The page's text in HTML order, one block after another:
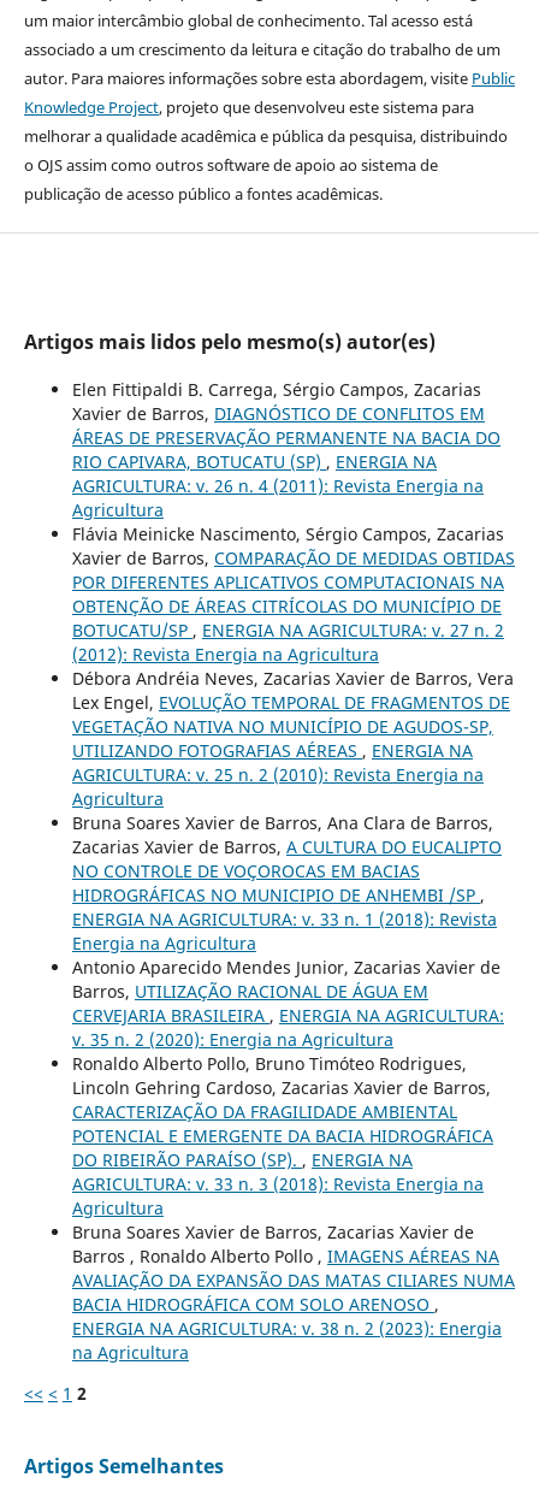
um maior intercâmbio global de conhecimento. Tal acesso está
associado a um crescimento da leitura e citação do trabalho de um
autor. Para maiores informações sobre esta abordagem, visite Public
Knowledge Project, projeto que desenvolveu este sistema para
melhorar a qualidade acadêmica e pública da pesquisa, distribuindo
o OJS assim como outros software de apoio ao sistema de
publicação de acesso público a fontes acadêmicas.
Artigos mais lidos pelo mesmo(s) autor(es)
Elen Fittipaldi B. Carrega, Sérgio Campos, Zacarias
Xavier de Barros, DIAGNÓSTICO DE CONFLITOS EM
ÁREAS DE PRESERVAÇÃO PERMANENTE NA BACIA DO
RIO CAPIVARA, BOTUCATU (SP) , ENERGIA NA
AGRICULTURA: v. 26 n. 4 (2011): Revista Energia na
Agricultura
Flávia Meinicke Nascimento, Sérgio Campos, Zacarias
Xavier de Barros, COMPARAÇÃO DE MEDIDAS OBTIDAS
POR DIFERENTES APLICATIVOS COMPUTACIONAIS NA
OBTENÇÃO DE ÁREAS CITRÍCOLAS DO MUNICÍPIO DE
BOTUCATU/SP , ENERGIA NA AGRICULTURA: v. 27 n. 2
(2012): Revista Energia na Agricultura
Débora Andréia Neves, Zacarias Xavier de Barros, Vera
Lex Engel, EVOLUÇÃO TEMPORAL DE FRAGMENTOS DE
VEGETAÇÃO NATIVA NO MUNICÍPIO DE AGUDOS-SP,
UTILIZANDO FOTOGRAFIAS AÉREAS , ENERGIA NA
AGRICULTURA: v. 25 n. 2 (2010): Revista Energia na
Agricultura
Bruna Soares Xavier de Barros, Ana Clara de Barros,
Zacarias Xavier de Barros, A CULTURA DO EUCALIPTO
NO CONTROLE DE VOÇOROCAS EM BACIAS
HIDROGRÁFICAS NO MUNICIPIO DE ANHEMBI /SP ,
ENERGIA NA AGRICULTURA: v. 33 n. 1 (2018): Revista
Energia na Agricultura
Antonio Aparecido Mendes Junior, Zacarias Xavier de
Barros, UTILIZAÇÃO RACIONAL DE ÁGUA EM
CERVEJARIA BRASILEIRA , ENERGIA NA AGRICULTURA:
v. 35 n. 2 (2020): Energia na Agricultura
Ronaldo Alberto Pollo, Bruno Timóteo Rodrigues,
Lincoln Gehring Cardoso, Zacarias Xavier de Barros,
CARACTERIZAÇÃO DA FRAGILIDADE AMBIENTAL
POTENCIAL E EMERGENTE DA BACIA HIDROGRÁFICA
DO RIBEIRÃO PARAÍSO (SP). , ENERGIA NA
AGRICULTURA: v. 33 n. 3 (2018): Revista Energia na
Agricultura
Bruna Soares Xavier de Barros, Zacarias Xavier de
Barros , Ronaldo Alberto Pollo , IMAGENS AÉREAS NA
AVALIAÇÃO DA EXPANSÃO DAS MATAS CILIARES NUMA
BACIA HIDROGRÁFICA COM SOLO ARENOSO ,
ENERGIA NA AGRICULTURA: v. 38 n. 2 (2023): Energia
na Agricultura
<< < 1 2
Artigos Semelhantes